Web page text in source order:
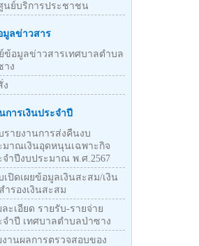
นย์บริการประชาชน
ลข่าวสาร
ข้อมูลข่าวสารเทศบาลตำบล
าง
ง
การเงินประจำปี
รายงานการส่งคืนงบ
มาณเงินอุดหนุนเฉพาะกิจ
จำปีงบประมาณ พ.ศ.2567
เปิดเผยข้อมูลเงินสะสม/เงิน
ำรองเงินสะสม
ละเอียด รายรับ-รายจ่าย
จำปี เทศบาลตำบลป่าซาง
งานผลการตรวจสอบของ